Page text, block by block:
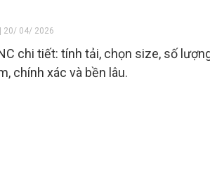
| 20/ 04/ 2026
chi tiết: tính tải, chọn size, số
chính xác và bền lâu.